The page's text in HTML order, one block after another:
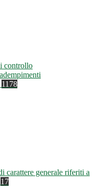
controllo
1178
carattere generale riferiti a
17